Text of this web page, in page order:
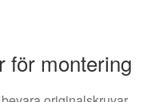
för montering